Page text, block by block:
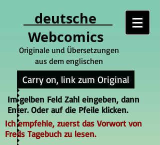
deutsche
Webcomics
Originale und Übersetzungen
aus dem englischen
Carry on, link zum Original
Im gelben Feld Zahl eingeben, dann
Enter. Oder auf die Pfeile klicken.
Ich empfehle, zuerst das Vorwort von
Freds Tagebuch zu lesen.